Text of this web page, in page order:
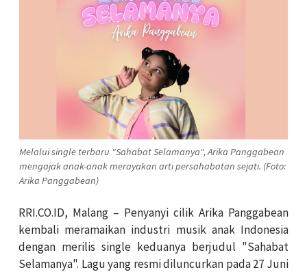
Melalui single terbaru "Sahabat Selamanya", Arika Panggabean
mengajak anak-anak merayakan arti persahabatan sejati. (Foto:
Arika Panggabean)
RRI.CO.ID, Malang – Penyanyi cilik Arika Panggabean
kembali meramaikan industri musik anak Indonesia
dengan merilis single keduanya berjudul "Sahabat
Selamanya". Lagu yang resmi diluncurkan pada 27 Juni